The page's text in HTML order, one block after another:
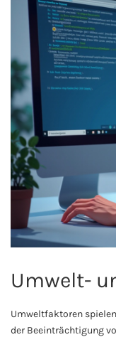
Umwelt-
Umweltfaktoren
der Beeinträchtigung